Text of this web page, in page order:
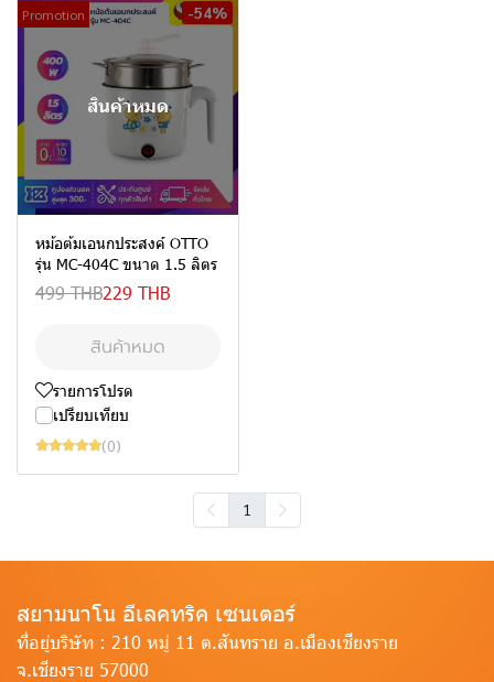
Promotion -54%
สินค้าหมด
หม้อต้มเอนกประสงค์ OTTO
รุ่น MC-404C ขนาด 1.5 ลิตร
499 THB229 THB
สินค้าหมด
รายการโปรด
เปรียบเทียบ
(0)
1
สยามนาโน อีเลคทริค เซนเตอร์
ที่อยู่บริษัท : 210 หมู่ 11 ต.สันทราย อ.เมืองเชียงราย
จ.เชียงราย 57000